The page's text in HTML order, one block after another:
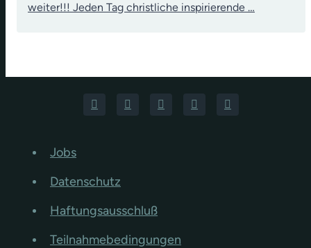
weiter!!! Jeden Tag christliche inspirierende …
Jobs
Datenschutz
Haftungsausschluß
Teilnahmebedingungen